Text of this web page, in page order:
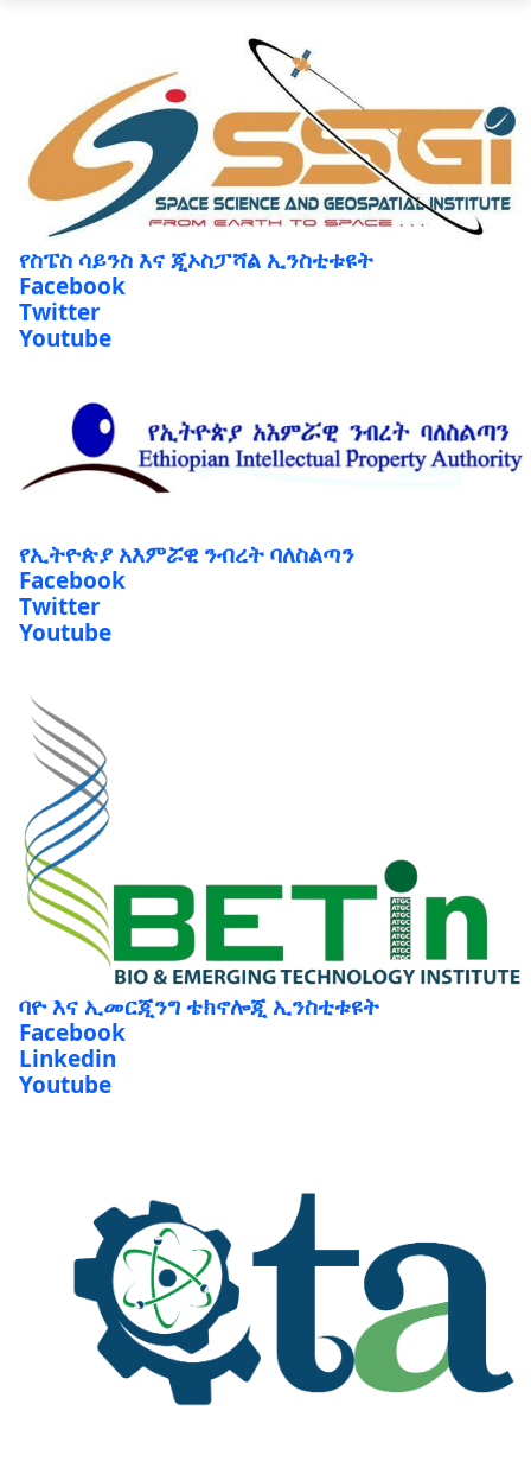
የስፔስ ሳይንስ እና ጂኦስፓሻል ኢንስቲቱዩት
Facebook
Twitter
Youtube
የኢትዮጵያ አእምሯዊ ንብረት ባለስልጣን
Facebook
Twitter
Youtube
ባዮ እና ኢመርጂንግ ቴክኖሎጂ ኢንስቲቱዩት
Facebook
Linkedin
Youtube